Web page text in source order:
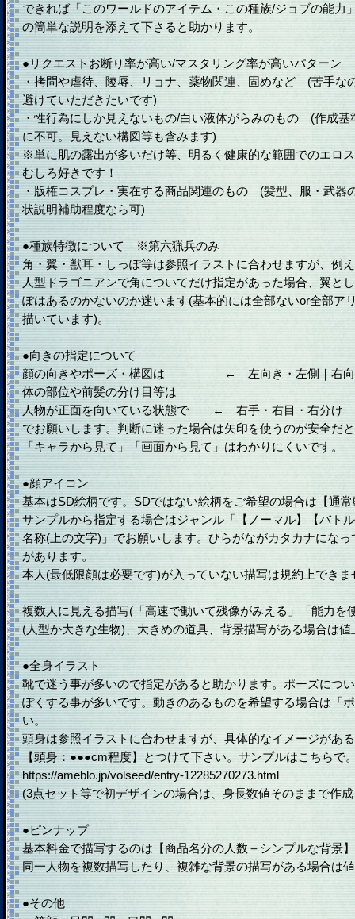
できれば「このワールドのアイテム・この種族/ジョブの能力
の簡単な説明を添えて下さると助かります。
●リクエストお断り率が高い/マスタリング率が高いパターン
・拷問や虐待、陵辱、リョナ、薬物関連、固めなど (苦手な
避けていただきたいです)
・性行為にしか見えないもの/白い液体がらみのもの (作成基
に不可。見えない構図等も含みます)
※単に肌の露出が多いだけ等、明るく健康的な範囲でのエロ
むしろ好きです！
・版権コスプレ・実在する商品関連のもの (髪型、服・武器
状説明補助程度なら可)
●種族特徴について ※第六猟兵のみ
角・翼・獣耳・しっぽ等は参照イラストに合わせますが、例
人型ドラゴニアンで角についてだけ指定があった場合、翼と
ぽはあるのかないのか迷います(基本的には全部ないor全部ア
描いています)。
●向きの指定について
顔の向きやポーズ・構図は ← 左向き・左側｜右
体の部位や前髪の分け目等は
人物が正面を向いている状態で ← 右手・右目・右分け
でお願いします。判断に迷った場合は矢印を使うのが安全だ
「キャラから見て」「画面から見て」はわかりにくいです。
●顔アイコン
基本はSD絵柄です。SDではない絵柄をご希望の場合は【通
サンプルから指定する場合はジャンル「【ノーマル】【バト
名称(上の文字)」でお願いします。ひらがながカタカナにな
があります。
本人(最低限顔は必要です)が入っていない描写は規約上できま
複数人に見える描写(「高速で動いて残像がみえる」「能力を
(人型か大きな生物)、大きめの道具、背景描写がある場合は
●全身イラスト
靴で迷う事が多いので指定があると助かります。ポーズにつ
ぽくする事が多いです。動きのあるものを希望する場合は「
い。
頭身は参照イラストに合わせますが、具体的なイメージがあ
【頭身：●●●cm程度】とつけて下さい。サンプルはこちらで
https://ameblo.jp/volseed/entry-12285270273.html
(3点セット等で初デザインの場合は、身長数値そのままで作
●ピンナップ
基本料金で描写するのは【商品名分の人数＋シンプルな背景
同一人物を複数描写したり、複雑な背景の描写がある場合は
●その他